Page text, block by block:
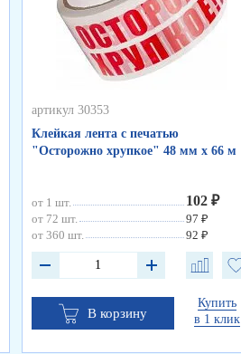
артикул 30353
Клейкая лента с печатью
"Осторожно хрупкое" 48 мм х 66 м
от 1 шт. 102 ₽
от 72 шт.
97 ₽
от 360 шт.
92 ₽
В корзину
Купить
в 1 клик